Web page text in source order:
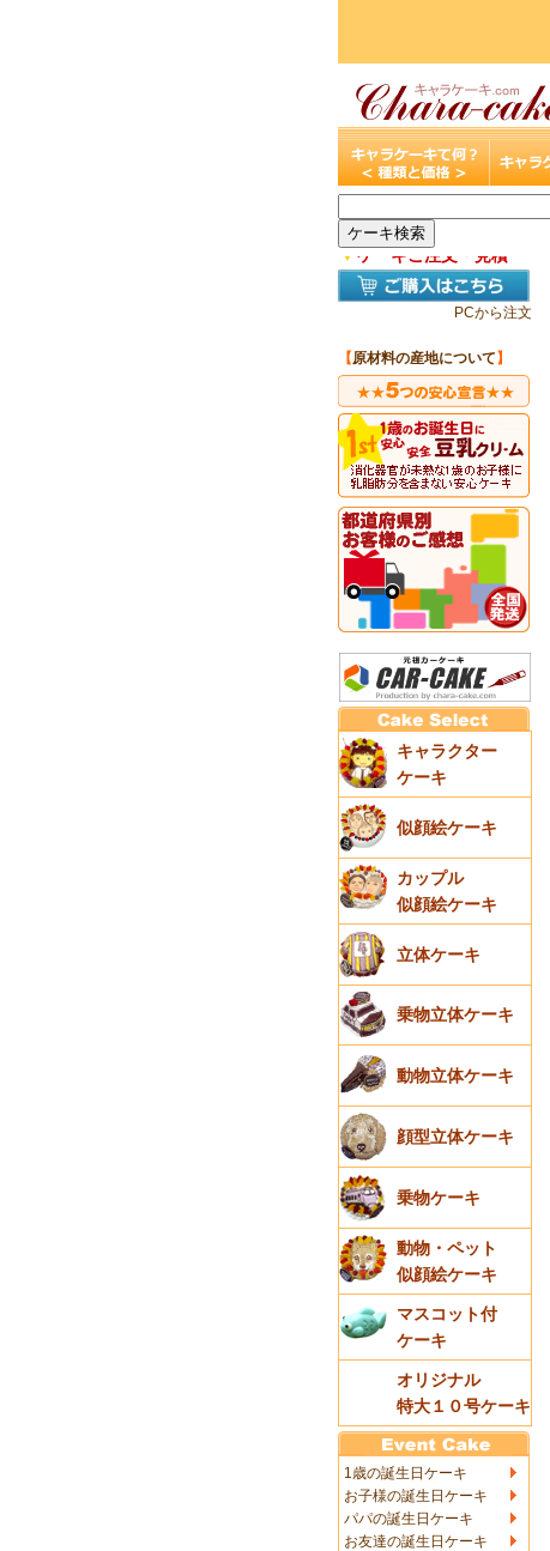
▼ケーキご注文・見積
PCから注文
【原材料の産地について 】
キャラクター
ケーキ
似顔絵ケーキ
カップル
似顔絵ケーキ
立体ケーキ
乗物立体ケーキ
動物立体ケーキ
顔型立体ケーキ
乗物ケーキ
動物・ペット
似顔絵ケーキ
マスコット付
ケーキ
オリジナル
特大１０号ケーキ
1歳の誕生日ケーキ
お子様の誕生日ケーキ
パパの誕生日ケーキ
お友達の誕生日ケーキ